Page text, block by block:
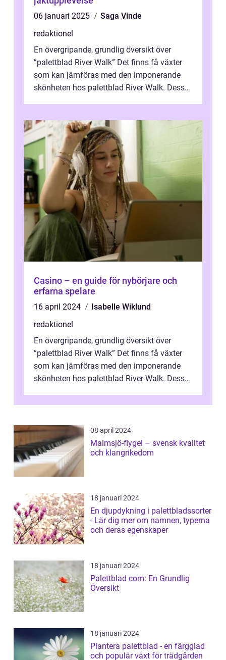
06 januari 2025
Saga Vinde
redaktionel
En övergripande, grundlig översikt över
”palettblad River Walk” Det finns få växter
som kan jämföras med den imponerande
skönheten hos palettblad River Walk. Dess
Casino – en guide för nybörjare och
erfarna spelare
16 april 2024
Isabelle Wiklund
redaktionel
En övergripande, grundlig översikt över
”palettblad River Walk” Det finns få växter
som kan jämföras med den imponerande
skönheten hos palettblad River Walk. Dess
08 april 2024
Malmsjö-flygel – svensk kvalitet
och klangrikedom
18 januari 2024
En djupdykning i palettbladssorter
- Lär dig mer om namnen, typerna
och deras egenskaper
18 januari 2024
Palettblad com: En Grundlig
Översikt
18 januari 2024
Plantera palettblad - en färgglad
och populär växt för trädgården